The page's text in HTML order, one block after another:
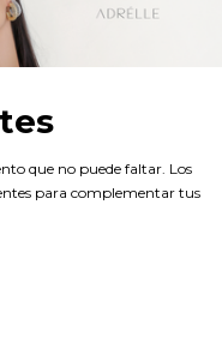
que no puede faltar. Los
para complementar tus